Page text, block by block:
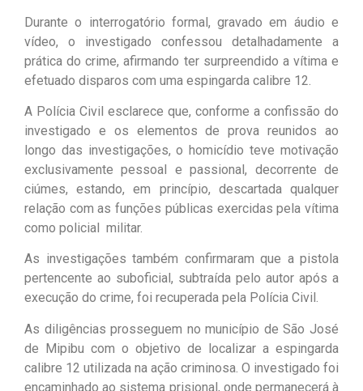
Durante o interrogatório formal, gravado em áudio e
vídeo, o investigado confessou detalhadamente a
prática do crime, afirmando ter surpreendido a vítima e
efetuado disparos com uma espingarda calibre 12.
A Polícia Civil esclarece que, conforme a confissão do
investigado e os elementos de prova reunidos ao
longo das investigações, o homicídio teve motivação
exclusivamente pessoal e passional, decorrente de
ciúmes, estando, em princípio, descartada qualquer
relação com as funções públicas exercidas pela vítima
como policial militar.
As investigações também confirmaram que a pistola
pertencente ao suboficial, subtraída pelo autor após a
execução do crime, foi recuperada pela Polícia Civil.
As diligências prosseguem no município de São José
de Mipibu com o objetivo de localizar a espingarda
calibre 12 utilizada na ação criminosa. O investigado foi
encaminhado ao sistema prisional, onde permanecerá à